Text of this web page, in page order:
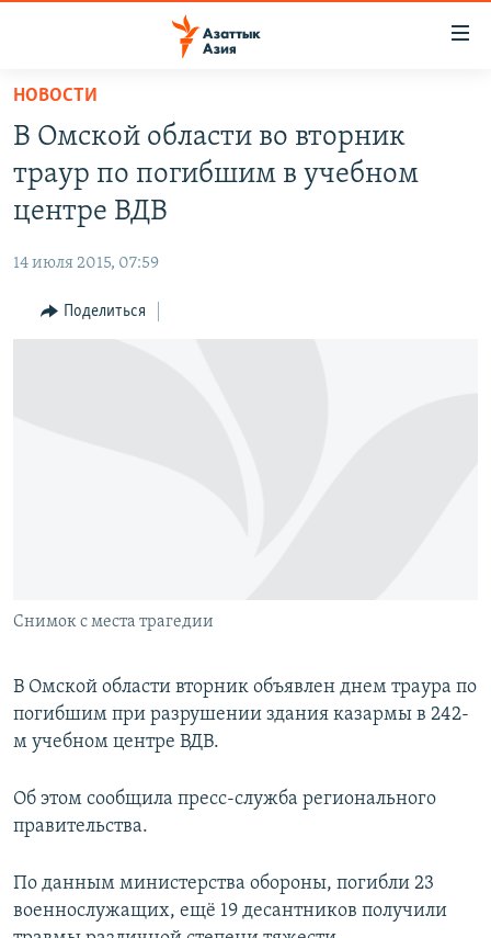
Вернуться
основному
содержанию
Вернутся
главной
Вернутся
ЦЕНТРАЛЬНАЯ АЗИЯ
КЫРГЫЗСТАН
ТАДЖИКИСТАН
ВОЙНА В УКРАИНЕ
КЫРГЫЗЧА
НОВОСТИ
В Омской области во вторник
траур по погибшим в учебном
центре ВДВ
14 июля 2015, 07:59
Поделиться
Снимок с места трагедии
В Омской области вторник объявлен днем траура по
погибшим при разрушении здания казармы в 242-
м учебном центре ВДВ.
Об этом сообщила пресс-служба регионального
правительства.
По данным министерства обороны, погибли 23
военнослужащих, ещё 19 десантников получили